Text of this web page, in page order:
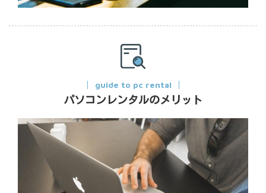
guide to pc rental
パソコンレンタルのメリット